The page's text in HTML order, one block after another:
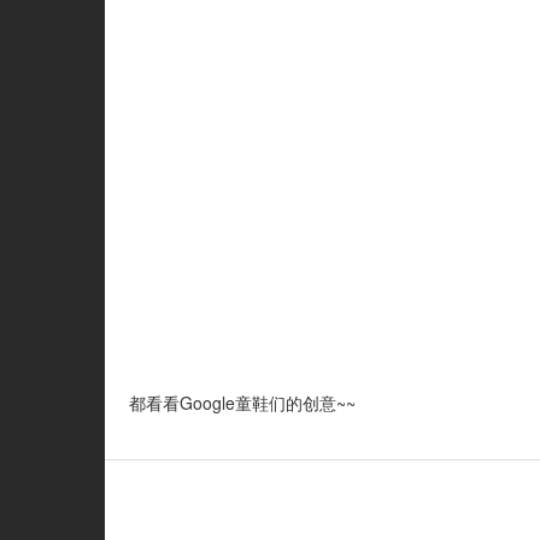
都看看Google童鞋们的创意~~